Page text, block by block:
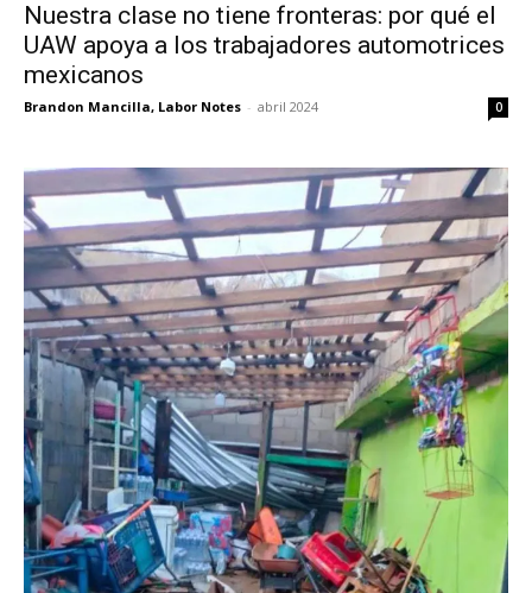
Nuestra clase no tiene fronteras: por qué el
UAW apoya a los trabajadores automotrices
mexicanos
Brandon Mancilla, Labor Notes - abril 2024 0